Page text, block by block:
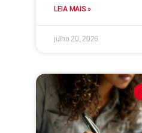
LEIA MAIS »
julho 20, 2026